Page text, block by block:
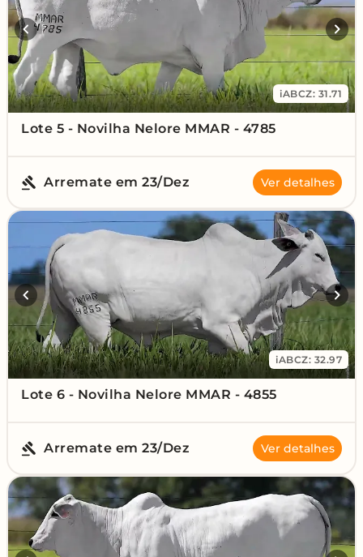
iABCZ: 31.71
Lote 5 - Novilha Nelore MMAR - 4785
Arremate em 23/Dez Ver detalhes
iABCZ: 32.97
Lote 6 - Novilha Nelore MMAR - 4855
Arremate em 23/Dez Ver detalhes